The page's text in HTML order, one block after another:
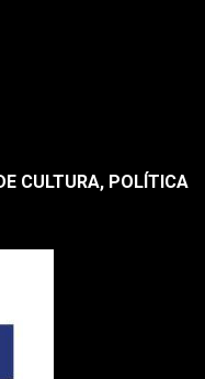
CULTURA, POLÍTICA